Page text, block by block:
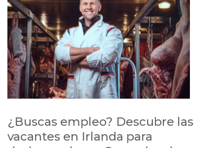
¿Buscas empleo? Descubre las
vacantes en Irlanda para